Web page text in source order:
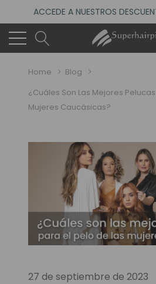
ACCEDE A NUESTROS
4.6
(485 reseñas)
VISITA NUESTRO NUEVO
Home
Blog
¿Cuáles Son Las Mejores Pelucas
Mujeres Caucásicas?
27 de septiembre de 2023